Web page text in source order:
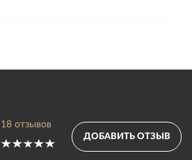
18 отзывов
ДОБАВИТЬ ОТЗЫВ